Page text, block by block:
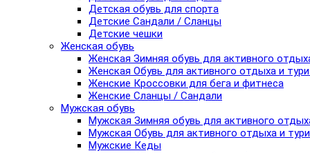
Детская обувь для спорта
Детские Сандали / Сланцы
Детские чешки
Женская обувь
Женская Зимняя обувь для активного
Женская Обувь для активного отдыха и
Женские Кроссовки для бега и фитнеса
Женские Сланцы / Сандали
Мужская обувь
Мужская Зимняя обувь для активного
Мужская Обувь для активного отдыха и
Мужские Кеды